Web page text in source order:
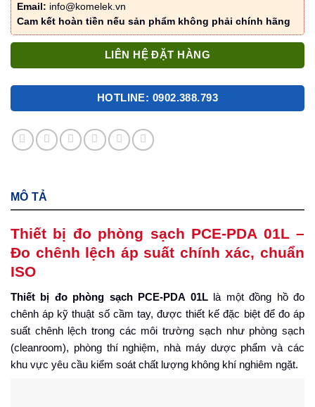
Email: info@komelek.vn
Cam kết hoàn tiền nếu sản phẩm không phải chính hãng
LIÊN HỆ ĐẶT HÀNG
HOTLINE: 0902.388.793
MÔ TẢ
Thiết bị đo phòng sạch PCE-PDA 01L –
Đo chênh lệch áp suất chính xác, chuẩn
ISO
Thiết bị đo phòng sạch PCE-PDA 01L là một đồng hồ đo
chênh áp kỹ thuật số cầm tay, được thiết kế đặc biệt để đo áp
suất chênh lệch trong các môi trường sạch như phòng sạch
(cleanroom), phòng thí nghiệm, nhà máy dược phẩm và các
khu vực yêu cầu kiểm soát chất lượng không khí nghiêm ngặt.